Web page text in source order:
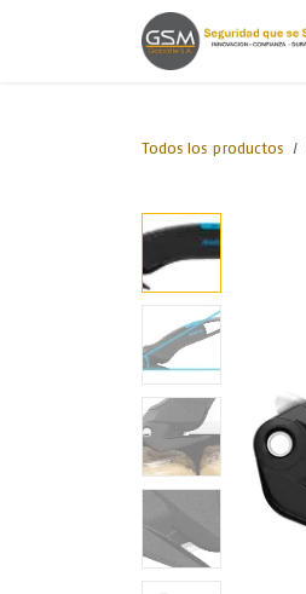
Ir al contenido
Todos los productos